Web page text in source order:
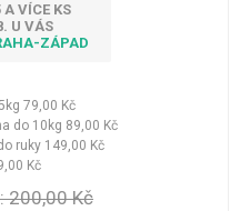
A VÍCE KS
U VÁS
ZÁPAD
79,00 Kč
do 10kg 89,00 Kč
ruky 149,00 Kč
Kč
200,00 Kč